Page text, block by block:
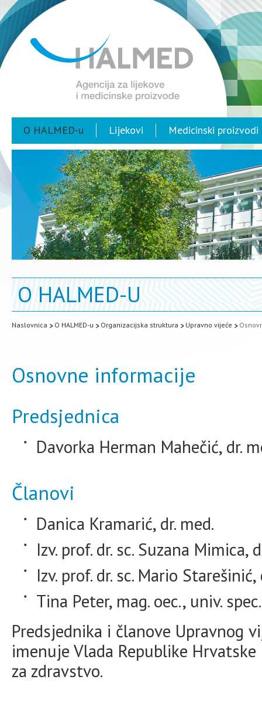
O HALMED-u Lijekovi Medicinski proizvodi
O HALMED-U
Naslovnica O HALMED-u Organizacijska struktura Upravno vijeće
Osnovne informacije
Predsjednica
Davorka Herman Mahečić, dr.
Članovi
Danica Kramarić, dr. med.
Izv. prof. dr. sc. Suzana Mimica,
Izv. prof. dr. sc. Mario Starešinić,
Tina Peter, mag. oec., univ.
Predsjednika i članove Upravnog
imenuje Vlada Republike
za zdravstvo.